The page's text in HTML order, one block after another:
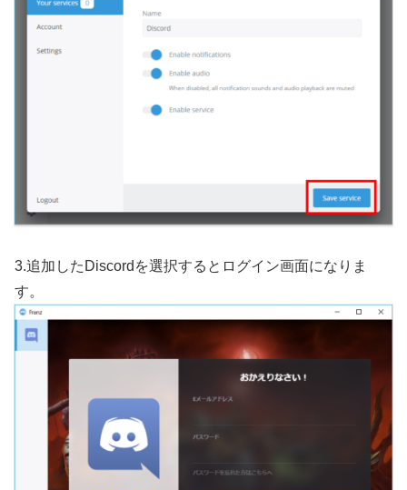
3.追加したDiscordを選択するとログイン画面になりま
す。